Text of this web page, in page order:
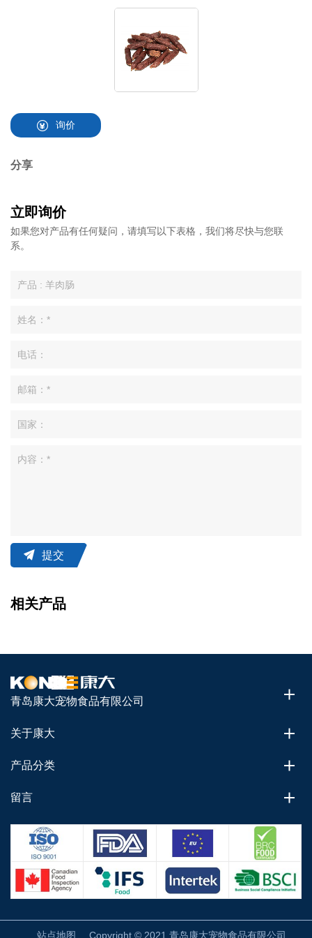
询价
分享
立即询价
如果您对产品有任何疑问，请填写以下表格，我们将尽快与您联
系。
提交
相关产品
青岛康大宠物食品有限公司
关于康大
产品分类
留言
站点地图 Copyright © 2021 青岛康大宠物食品有限公司